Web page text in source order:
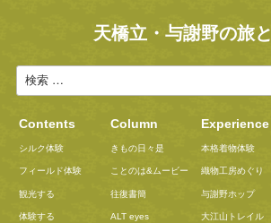
天橋立・与謝野の旅
Contents
シルク体験
フィールド体験
観光する
体験する
Column
きもの日々是
ことのは&ムービー
往復書簡
ALT eyes
Experience
本格着物体験
織物工房めぐり
与謝野ホップ
大江山トレイル